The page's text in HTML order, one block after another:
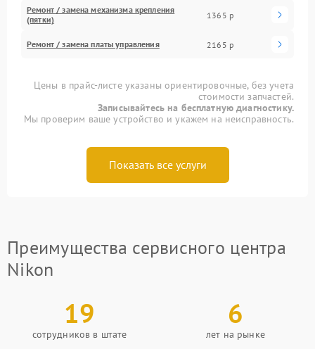
Ремонт / замена механизма крепления
(пятки)
1365 р
Ремонт / замена платы управления 2165 р
Цены в прайс-листе указаны ориентировочные, без учета
стоимости запчастей.
Записывайтесь на бесплатную диагностику.
Мы проверим ваше устройство и укажем на неисправность.
Показать все услуги
Преимущества сервисного центра
Nikon
19
сотрудников в штате
6
лет на рынке